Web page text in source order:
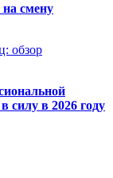
смену
обзор
силу в 2026 году